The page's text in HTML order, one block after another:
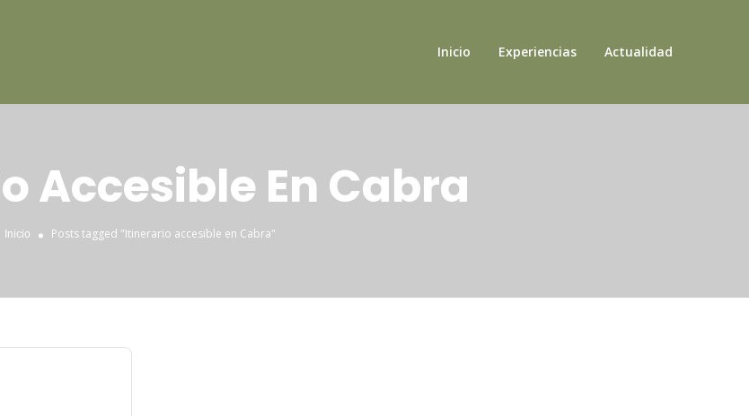
Inicio Experiencias Actualidad
Accesible En Cabra
Inicio Posts tagged "Itinerario accesible en Cabra"